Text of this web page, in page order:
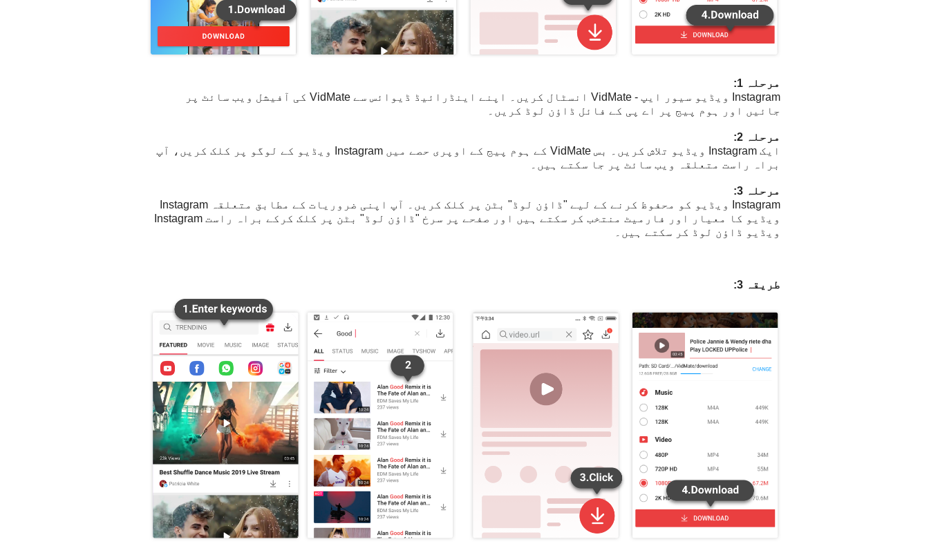
مرحلہ 1:
Instagram ویڈیو سیور ایپ - VidMate انسٹال کریں۔ اپنے اینڈرائیڈ ڈیوائس سے VidMate کی آفیشل ویب سائٹ پر
جائیں اور ہوم پیج پر اے پی کے فائل ڈاؤن لوڈ کریں۔
مرحلہ 2:
ایک Instagram ویڈیو تلاش کریں۔ بس VidMate کے ہوم پیج کے اوپری حصے میں Instagram ویڈیو کے لوگو پر کلک کریں، آپ
براہ راست متعلقہ ویب سائٹ پر جا سکتے ہیں۔
مرحلہ 3:
Instagram ویڈیو کو محفوظ کرنے کے لیے "ڈاؤن لوڈ" بٹن پر کلک کریں۔ آپ اپنی ضروریات کے مطابق متعلقہ Instagram
ویڈیو کا معیار اور فارمیٹ منتخب کر سکتے ہیں اور صفحے پر سرخ "ڈاؤن لوڈ" بٹن پر کلک کرکے براہ راست Instagram
ویڈیو ڈاؤن لوڈ کر سکتے ہیں۔
طریقہ 3: